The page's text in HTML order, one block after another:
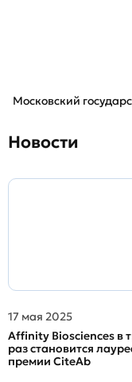
Московский
Новости
17 мая 2025
Affinity Biosciences в
раз становится
премии CiteAb